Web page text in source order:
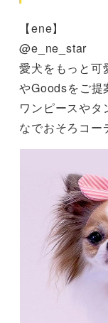
【ene】
@e_ne_star
愛犬をもっと
やGoodsをご提
ワンピースや
なでおそろコー